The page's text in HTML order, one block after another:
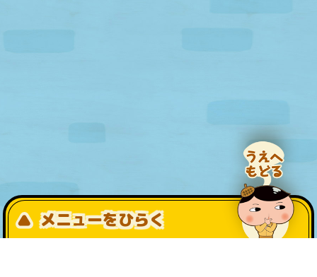
メニューをひらく
公式SNS一覧